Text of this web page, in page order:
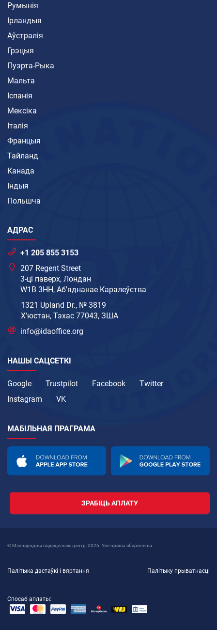
Румынія
Ірландыя
Аўстралія
Грэцыя
Пуэрта-Рыка
Мальта
Іспанія
Мексіка
Італія
Францыя
Тайланд
Канада
Індыя
Польшча
АДРАС
+1 205 855 3153
207 Regent Street
3-ці паверх, Лондан
W1B 3HH, Аб'яднанае Каралеўства
1321 Upland Dr., № 3819
Х'юстан, Тэхас 77043, ЗША
info@idaoffice.org
НАШЫ САЦСЕТКІ
Google Trustpilot Facebook
Twitter
Instagram
VK
МАБІЛЬНАЯ ПРАГРАМА
ЗРАБІЦЬ АПЛАТУ
© Міжнародны вадзіцельскі цэнтр, 2026. Усе правы абаронены.
Палітыка дастаўкі і вяртання Палітыку прыватнасці
Спосаб аплаты: